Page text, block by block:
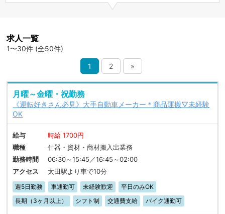
求人一覧
1〜30件 (全50件)
1 2 »
月曜～金曜・祝勤務
《運転好きさん必見》大手自動車メーカー＊商品運搬▽未経験
OK
給与
時給 1700円
職種
什器・資材・商材搬入出業務
勤務時間
06:30～15:45／16:45～02:00
アクセス
太田駅より車で10分
週5日勤務 車通勤可 未経験歓迎
平日のみOK
長期（3ヶ月以上）
シフト制 交通費支給 バイク通勤可